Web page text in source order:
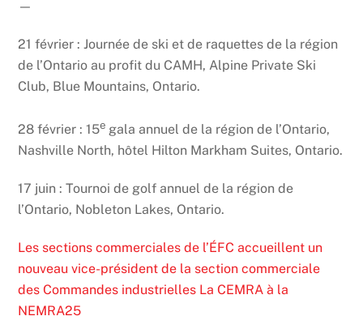
—
21 février : Journée de ski et de raquettes de la région
de l’Ontario au profit du CAMH, Alpine Private Ski
Club, Blue Mountains, Ontario.
28 février : 15e gala annuel de la région de l’Ontario,
Nashville North, hôtel Hilton Markham Suites, Ontario.
17 juin : Tournoi de golf annuel de la région de
l’Ontario, Nobleton Lakes, Ontario.
Les sections commerciales de l’ÉFC accueillent un
nouveau vice-président de la section commerciale
des Commandes industrielles La CEMRA à la
NEMRA25